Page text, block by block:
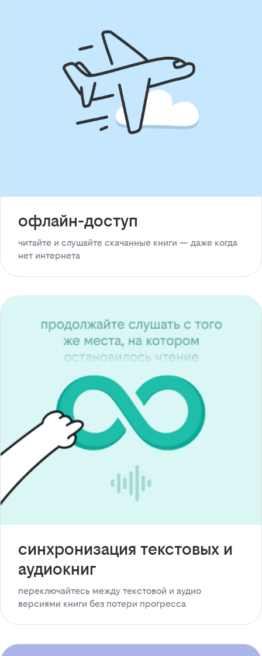
офлайн-доступ
читайте и слушайте скачанные книги — даже когда
нет интернета
синхронизация текстовых и
аудиокниг
переключайтесь между текстовой и аудио
версиями книги без потери прогресса